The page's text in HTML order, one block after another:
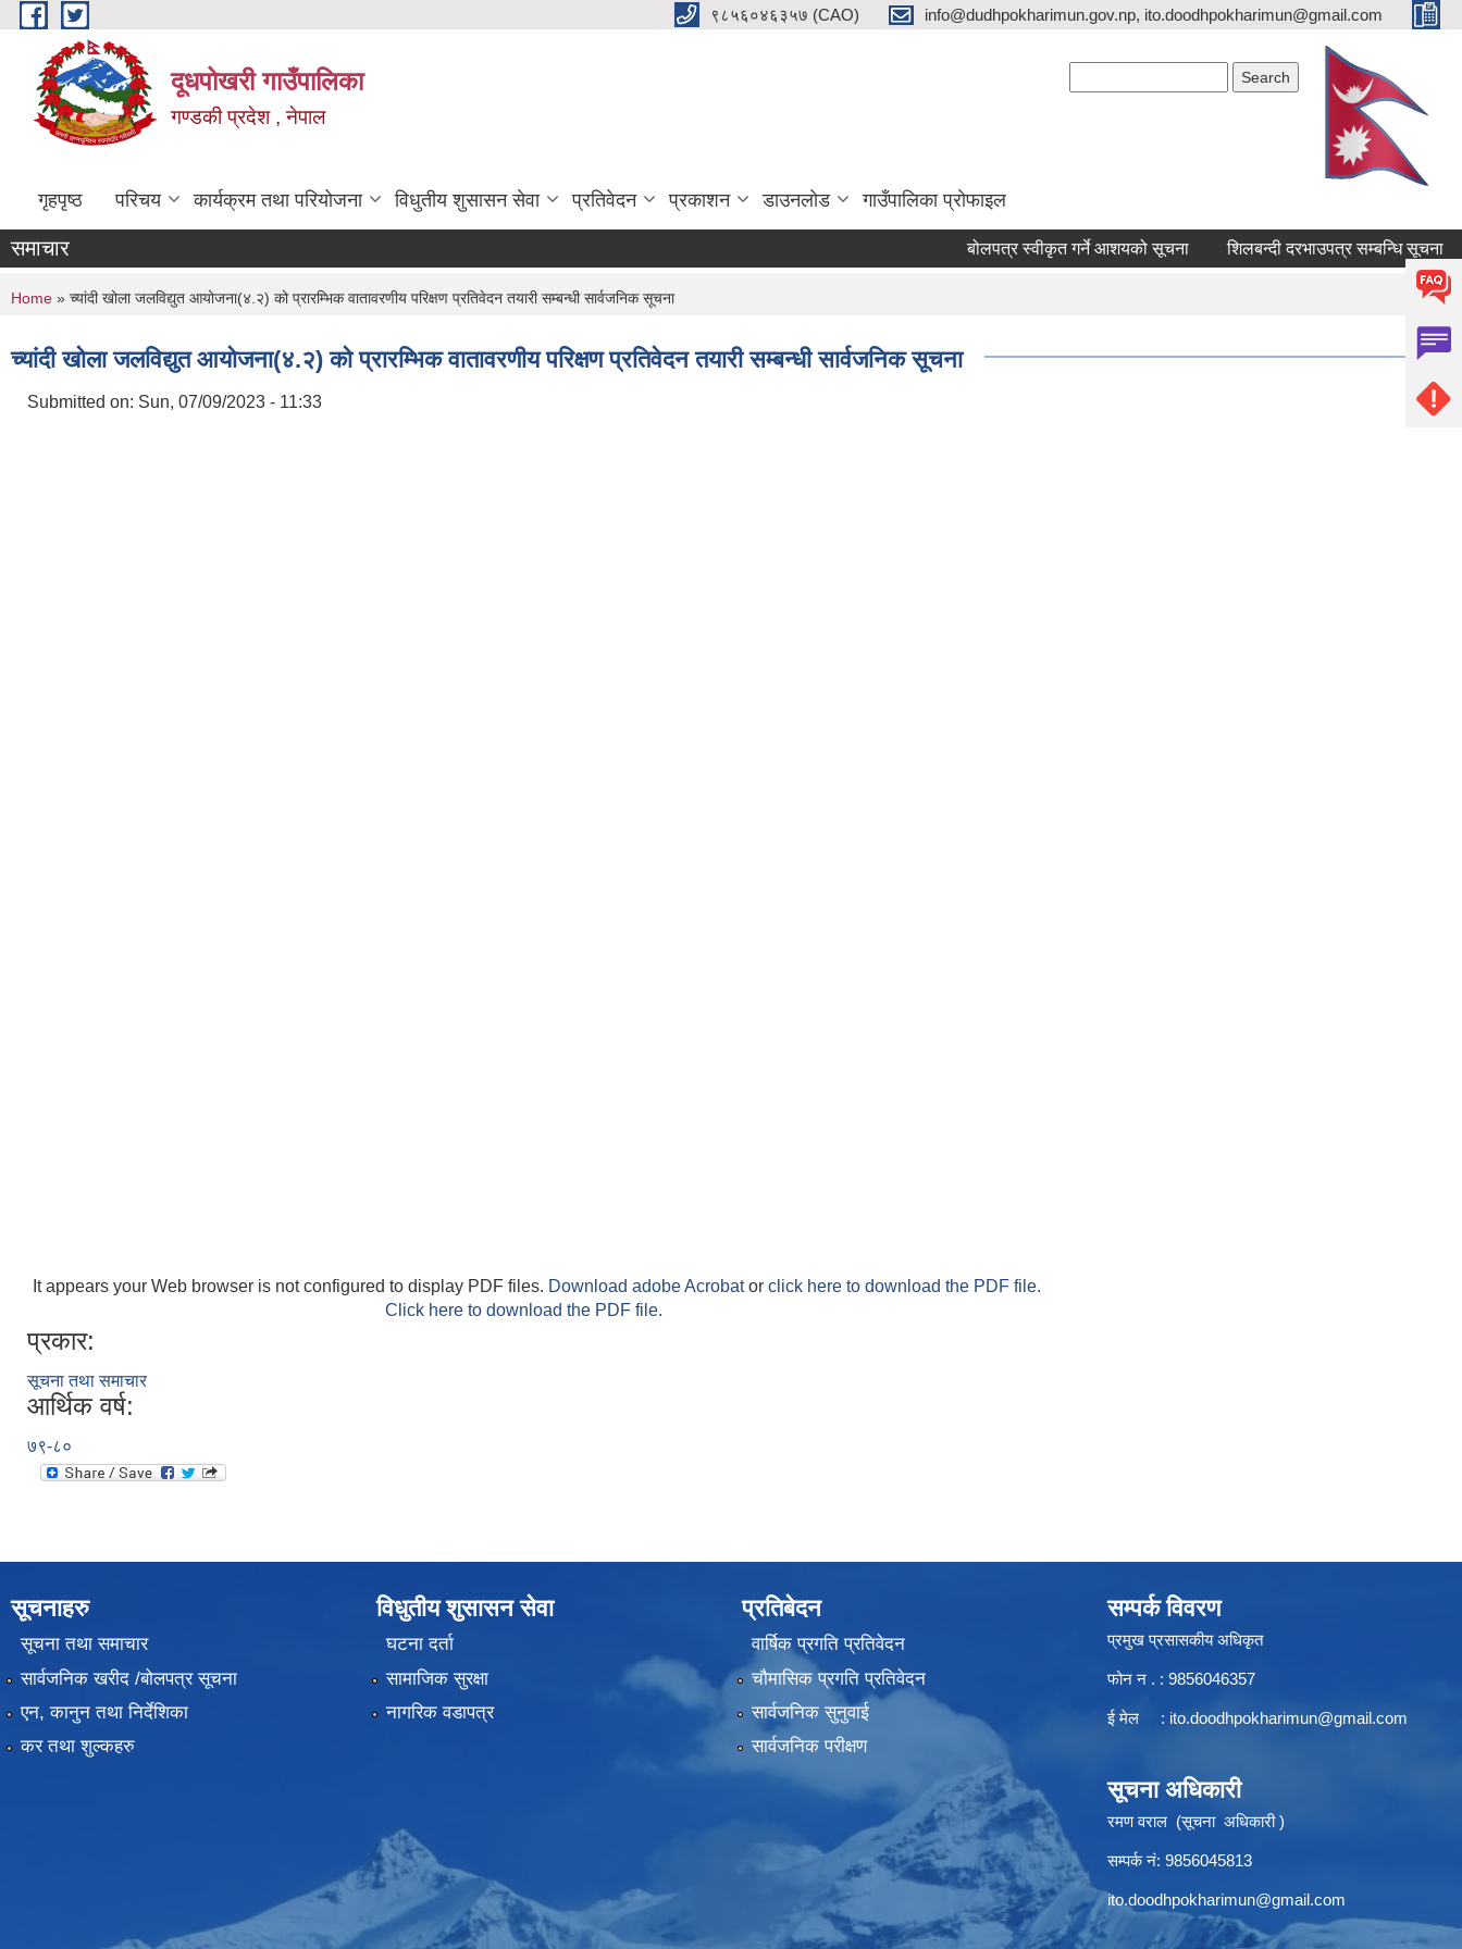
Skip to main content ९८५६०४६३५७ (CAO) info@dudhpokharimun.gov.np, ito.doodhpokharimun@gmail.com
दूधपोखरी गाउँपालिका
गण्डकी प्रदेश , नेपाल
गृहपृष्ठ परिचय कार्यक्रम तथा परियोजना विधुतीय शुसासन सेवा प्रतिवेदन प्रकाशन डाउनलाेड गाउँपालिका प्रोफाइल
समाचार बोलपत्र स्वीकृत गर्ने आशयको सूचना शिलबन्दी दरभाउपत्र सम्बन्धि सूचना
You are here
Home » च्यांदी खोला जलविद्युत आयोजना(४.२) को प्रारम्भिक वातावरणीय परिक्षण प्रतिवेदन तयारी सम्बन्धी सार्वजनिक सूचना
च्यांदी खोला जलविद्युत आयोजना(४.२) को प्रारम्भिक वातावरणीय परिक्षण प्रतिवेदन तयारी सम्बन्धी सार्वजनिक सूचना
Submitted on: Sun, 07/09/2023 - 11:33
It appears your Web browser is not configured to display PDF files. Download adobe Acrobator click here to download the PDF file.
Click here to download the PDF file.
प्रकार:
सूचना तथा समाचार
आर्थिक वर्ष:
७९-८०
सूचनाहरु
सूचना तथा समाचार
सार्वजनिक खरीद /बोलपत्र सूचना
एन, कानुन तथा निर्देशिका
कर तथा शुल्कहरु
विधुतीय शुसासन सेवा
घटना दर्ता
सामाजिक सुरक्षा
नागरिक वडापत्र
प्रतिबेदन
वार्षिक प्रगति प्रतिवेदन
चौमासिक प्रगति प्रतिवेदन
सार्वजनिक सुनुवाई
सार्वजनिक परीक्षण
सम्पर्क विवरण
प्रमुख प्रसासकीय अधिकृत
फोन न . : 9856046357
ई मेल : ito.doodhpokharimun@gmail.com
सूचना अधिकारी
रमण वराल (सूचना अधिकारी )
सम्पर्क नं: 9856045813
ito.doodhpokharimun@gmail.com